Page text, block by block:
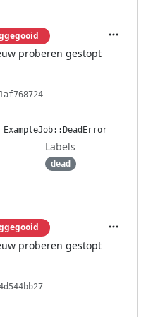
proberen gestopt
Labels
dead
proberen gestopt
Acties